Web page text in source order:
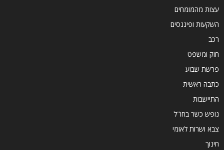
עצות מהמומחים
השקעות ופיננסים
רכב
חוק ומשפט
פרשת שבוע
כתבה ראשית
התיישבות
נופש כשר בחו"ל
צבא ושרות לאומי
חינוך